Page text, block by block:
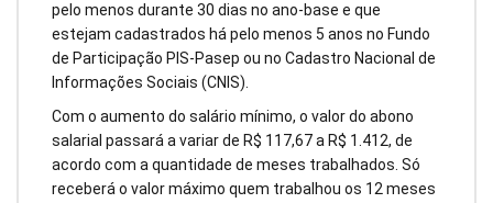
pelo menos durante 30 dias no ano-base e que
estejam cadastrados há pelo menos 5 anos no Fundo
de Participação PIS-Pasep ou no Cadastro Nacional de
Informações Sociais (CNIS).
Com o aumento do salário mínimo, o valor do abono
salarial passará a variar de R$ 117,67 a R$ 1.412, de
acordo com a quantidade de meses trabalhados. Só
receberá o valor máximo quem trabalhou os 12 meses